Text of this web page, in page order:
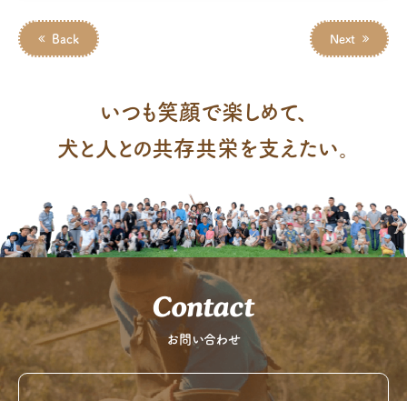
Back Next
いつも笑顔で楽しめて、
犬と人との共存共栄を支えたい。
Contact
お問い合わせ